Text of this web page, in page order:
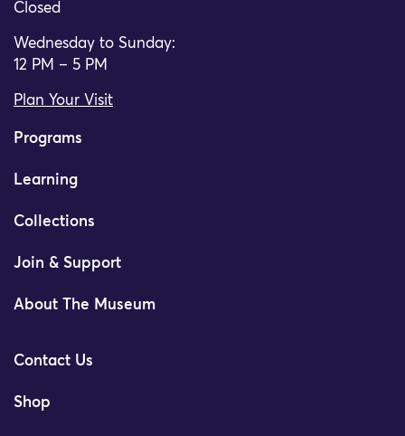
Closed
Wednesday to Sunday:
12 PM – 5 PM
Plan Your Visit
Programs
Learning
Collections
Join & Support
About The Museum
Contact Us
Shop